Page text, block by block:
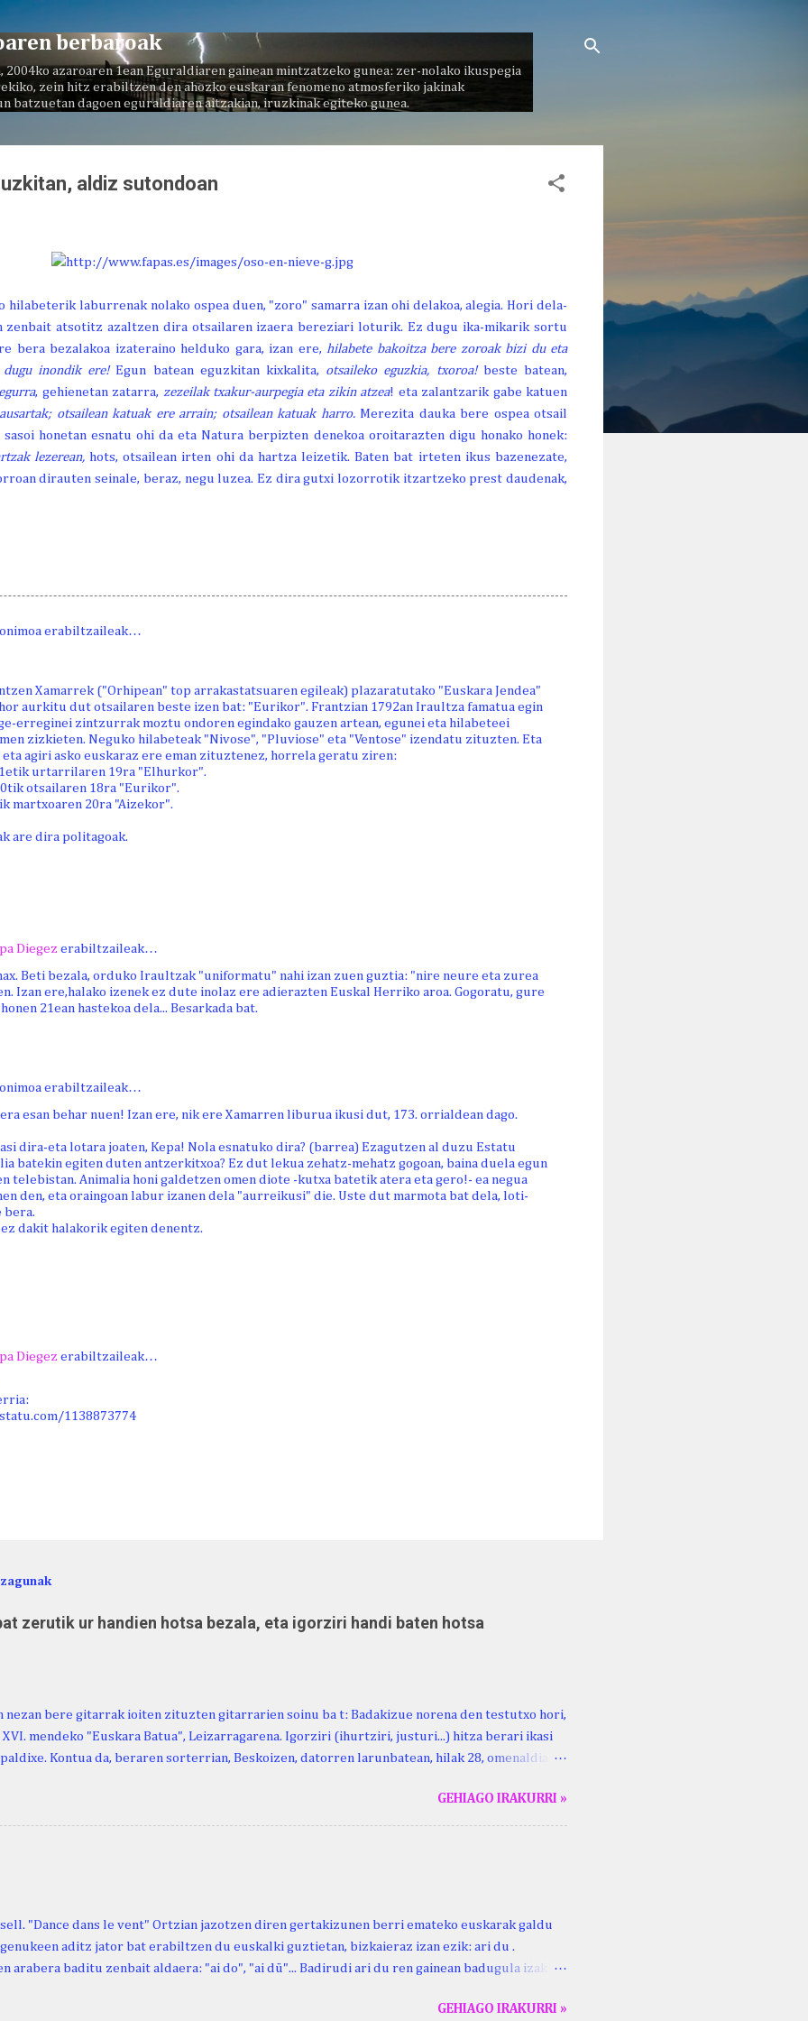
berbaroak
2004ko azaroaren 1ean Eguraldiaren gainean mintzatzeko gunea: zer-nolako ikuspegia
zein hitz erabiltzen den ahozko euskaran fenomeno atmosferiko jakinak
batzuetan dagoen eguraldiaren aitzakian, iruzkinak egiteko gunea.
aldiz sutondoan
hilabeterik laburrenak nolako ospea duen, "zoro" samarra izan ohi delakoa, alegia. Hori dela-
atsotitz azaltzen dira otsailaren izaera bereziari loturik. Ez dugu ika-mikarik sortu
bera bezalakoa izateraino helduko gara, izan ere, hilabete bakoitza bere zoroak bizi du eta
dugu inondik ere!Egun batean eguzkitan kixkalita, otsaileko eguzkia, txoroa! beste batean,
, gehienetan zatarra, zezeilak txakur-aurpegia eta zikin atzea! eta zalantzarik gabe katuen
otsailean katuak ere arrain; otsailean katuak harro. Merezita dauka bere ospea otsail
honetan esnatu ohi da eta Natura berpizten denekoa oroitarazten digu honako honek:
lezerean,hots, otsailean irten ohi da hartza leizetik. Baten bat irteten ikus bazenezate,
dirauten seinale, beraz, negu luzea. Ez dira gutxi lozorrotik itzartzeko prest daudenak,
erabiltzaileak…
Xamarrek ("Orhipean" top arrakastatsuaren egileak) plazaratutako "Euskara Jendea"
aurkitu dut otsailaren beste izen bat: "Eurikor". Frantzian 1792an Iraultza famatua egin
erreginei zintzurrak moztu ondoren egindako gauzen artean, egunei eta hilabeteei
zizkieten. Neguko hilabeteak "Nivose", "Pluviose" eta "Ventose" izendatu zituzten. Eta
agiri asko euskaraz ere eman zituztenez, horrela geratu ziren:
urtarrilaren 19ra "Elhurkor".
otsailaren 18ra "Eurikor".
martxoaren 20ra "Aizekor".
are dira politagoak.
Diegez erabiltzaileak…
Beti bezala, orduko Iraultzak "uniformatu" nahi izan zuen guztia: "nire neure eta zurea
Izan ere,halako izenek ez dute inolaz ere adierazten Euskal Herriko aroa. Gogoratu, gure
21ean hastekoa dela... Besarkada bat.
erabiltzaileak…
esan behar nuen! Izan ere, nik ere Xamarren liburua ikusi dut, 173. orrialdean dago.
dira-eta lotara joaten, Kepa! Nola esnatuko dira? (barrea) Ezagutzen al duzu Estatu
batekin egiten duten antzerkitxoa? Ez dut lekua zehatz-mehatz gogoan, baina duela egun
telebistan. Animalia honi galdetzen omen diote -kutxa batetik atera eta gero!- ea negua
den, eta oraingoan labur izanen dela "aurreikusi" die. Uste dut marmota bat dela, loti-
bera.
dakit halakorik egiten denentz.
Diegez erabiltzaileak…
1138873774
zerutik ur handien hotsa bezala, eta igorziri handi baten hotsa
nezan bere gitarrak ioiten zituzten gitarrarien soinu ba t: Badakizue norena den testutxo hori,
XVI. mendeko "Euskara Batua", Leizarragarena. Igorziri (ihurtziri, justuri...) hitza berari ikasi
Kontua da, beraren sorterrian, Beskoizen, datorren larunbatean, hilak 28, omenaldia
berri. "Leizarraga egun" izeneko omenaldia antolatu dute. Hauxe duzue Kristinari Henri
programa: - 15.00 Ongi etorria (herriko jantegian). - Henrike Knörr: Leizarraga-
GEHIAGO IRAKURRI »
"Dance dans le vent" Ortzian jazotzen diren gertakizunen berri emateko euskarak galdu
aditz jator bat erabiltzen du euskalki guztietan, bizkaieraz izan ezik: ari du .
arabera baditu zenbait aldaera: "ai do", "ai dü"... Badirudi ari du ren gainean badugula izaki
ari du. (Euria). Mujika Josefa Martina . Neronek or-emen entzunak. Lodi ari du: ebi (euri)
GEHIAGO IRAKURRI »